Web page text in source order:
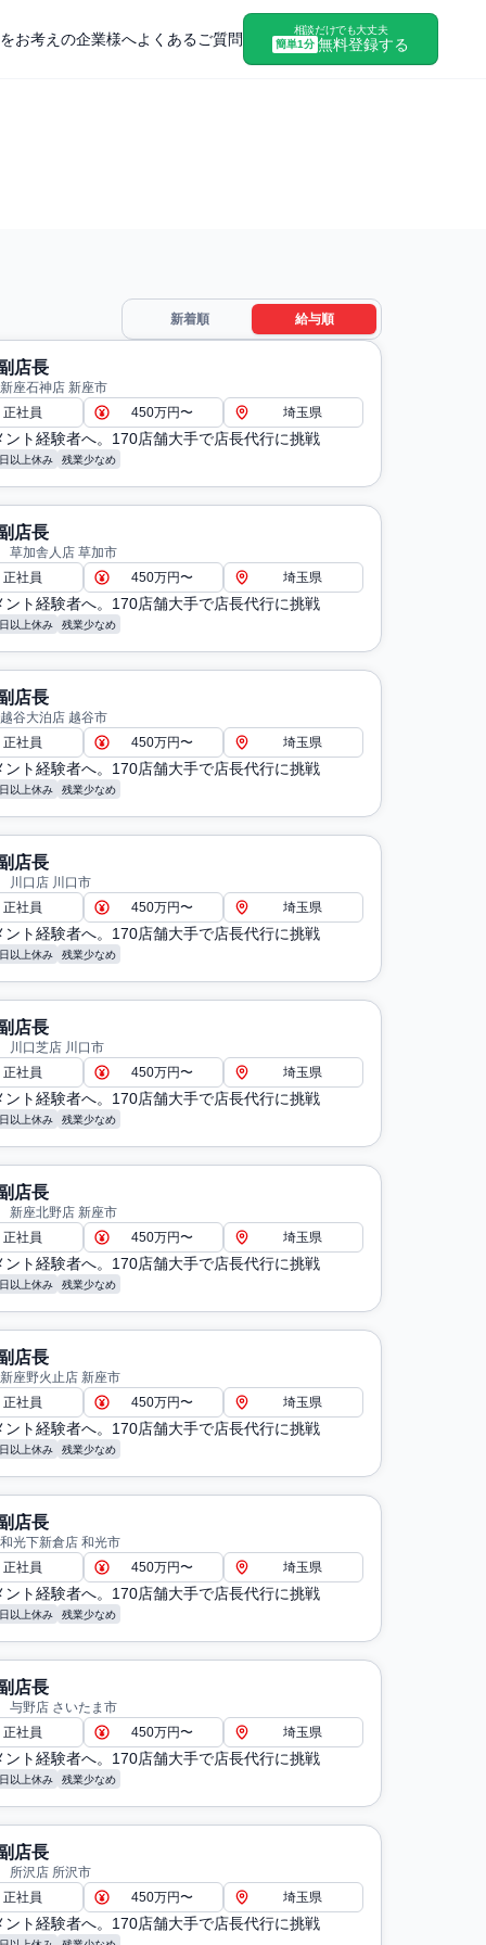
お考えの企業様へよくあるご質問
相談だけでも大丈夫
簡単1分 無料登録する
新着順 給与順
店長
座石神店 新座市
正社員
450万円〜 埼玉県
ント経験者へ。170店舗大手で店長代行に挑戦
以上休み 残業少なめ
店長
加舎人店 草加市
正社員
450万円〜 埼玉県
ント経験者へ。170店舗大手で店長代行に挑戦
以上休み 残業少なめ
店長
谷大泊店 越谷市
正社員
450万円〜 埼玉県
ント経験者へ。170店舗大手で店長代行に挑戦
以上休み 残業少なめ
店長
川口店 川口市
正社員
450万円〜 埼玉県
ント経験者へ。170店舗大手で店長代行に挑戦
以上休み 残業少なめ
店長
口芝店 川口市
正社員
450万円〜 埼玉県
ント経験者へ。170店舗大手で店長代行に挑戦
以上休み 残業少なめ
店長
座北野店 新座市
正社員
450万円〜 埼玉県
ント経験者へ。170店舗大手で店長代行に挑戦
以上休み 残業少なめ
店長
座野火止店 新座市
正社員
450万円〜 埼玉県
ント経験者へ。170店舗大手で店長代行に挑戦
以上休み 残業少なめ
店長
光下新倉店 和光市
正社員
450万円〜 埼玉県
ント経験者へ。170店舗大手で店長代行に挑戦
以上休み 残業少なめ
店長
野店 さいたま市
正社員
450万円〜 埼玉県
ント経験者へ。170店舗大手で店長代行に挑戦
以上休み 残業少なめ
店長
所沢店 所沢市
正社員
450万円〜 埼玉県
ント経験者へ。170店舗大手で店長代行に挑戦